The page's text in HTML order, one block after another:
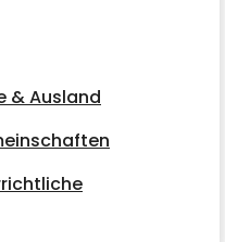
& Ausland